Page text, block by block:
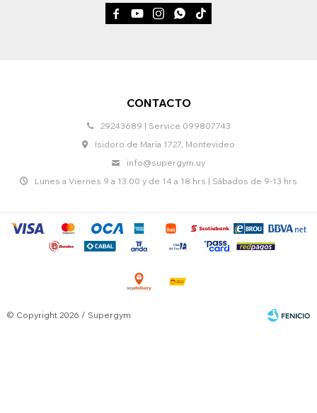
CONTACTO
29243689 | Service 099807743
Isidoro de María 1727, Montevideo
info@supergym.uy
Lunes a Viernes 9 a 13:00 y de 14 a 18 hrs | Sábados de 9-13 hrs
    
© Copyright 2026 / Supergym